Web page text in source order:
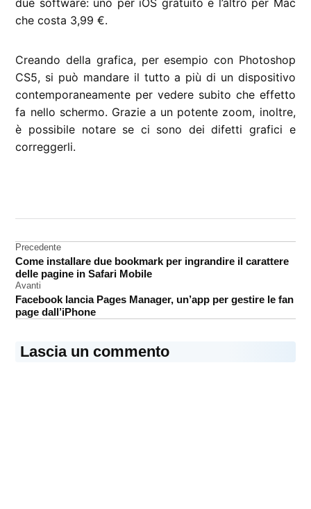
che costa 3,99 €.
Creando della grafica, per esempio con Photoshop
CS5, si può mandare il tutto a più di un dispositivo
contemporaneamente per vedere subito che effetto
fa nello schermo. Grazie a un potente zoom, inoltre,
è possibile notare se ci sono dei difetti grafici e
correggerli.
Mac
App
Store
Navigazione
articoli
Precedente
Come installare due bookmark per ingrandire il carattere
delle pagine in Safari Mobile
Avanti
Facebook lancia Pages Manager, un’app per gestire le fan
page dall’iPhone
Lascia un commento